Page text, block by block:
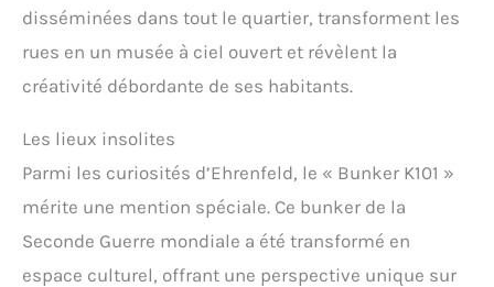
disséminées dans tout le quartier, transforment les
rues en un musée à ciel ouvert et révèlent la
créativité débordante de ses habitants.
Les lieux insolites
Parmi les curiosités d’Ehrenfeld, le « Bunker K101 »
mérite une mention spéciale. Ce bunker de la
Seconde Guerre mondiale a été transformé en
espace culturel, offrant une perspective unique sur